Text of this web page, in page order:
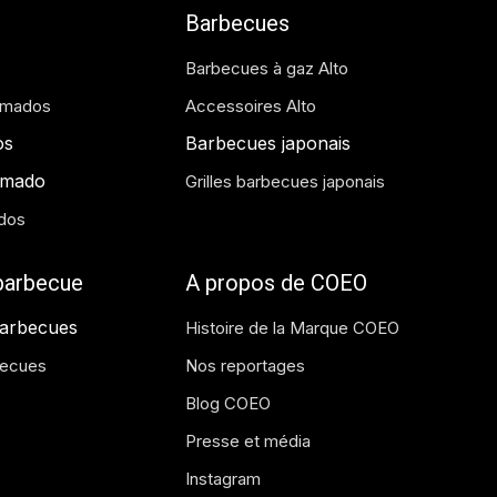
Barbecues
Barbecues à gaz Alto
Accessoires Alto
Barbecues japonais
Grilles barbecues japonais
A propos de COEO
Histoire de la Marque COEO
Nos reportages
Blog COEO
Presse et média
Instagram